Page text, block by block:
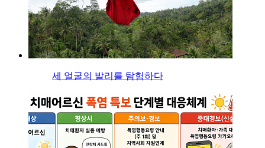
세 얼굴의 발리를 탐험하다